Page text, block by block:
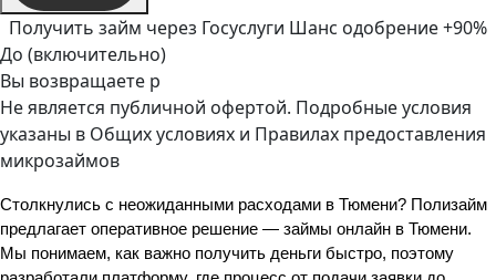
Получить займ через Госуслуги Шанс одобрение +90%
До (включительно)
Вы возвращаете р
Не является публичной офертой. Подробные условия
указаны в Общих условиях и Правилах предоставления
микрозаймов
Столкнулись с неожиданными расходами в Тюмени? Полизайм
предлагает оперативное решение — займы онлайн в Тюмени.
Мы понимаем, как важно получить деньги быстро, поэтому